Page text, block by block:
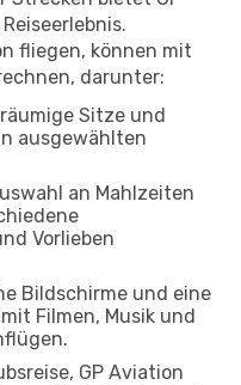
fliegen, können mit
darunter:
Sitze und
ausgewählten
an Mahlzeiten
Vorlieben
Bildschirme und eine
Filmen, Musik und
GP Aviation